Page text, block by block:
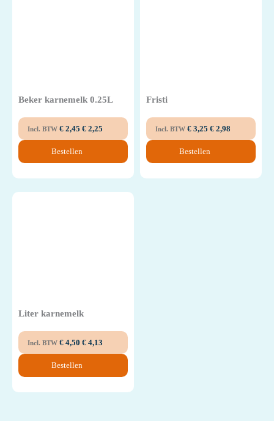
Beker karnemelk 0.25L
Incl. BTW € 2,45 € 2,25
Bestellen
Fristi
Incl. BTW € 3,25 € 2,98
Bestellen
Liter karnemelk
Incl. BTW € 4,50 € 4,13
Bestellen